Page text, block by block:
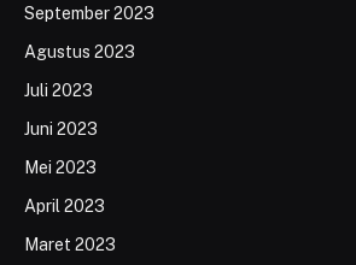
September 2023
Agustus 2023
Juli 2023
Juni 2023
Mei 2023
April 2023
Maret 2023